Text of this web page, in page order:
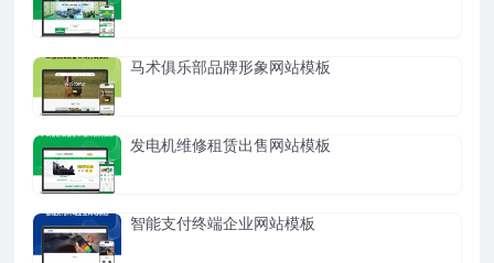
马术俱乐部品牌形象网站模板
发电机维修租赁出售网站模板
智能支付终端企业网站模板